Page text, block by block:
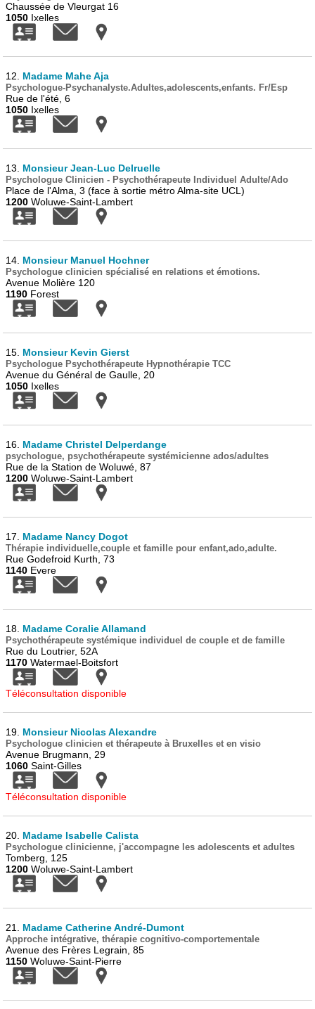
Chaussée de Vleurgat 16
1050 Ixelles
12. Madame Mahe Aja
Psychologue-Psychanalyste.Adultes,adolescents,enfants. Fr/Esp
Rue de l'été, 6
1050 Ixelles
13. Monsieur Jean-Luc Delruelle
Psychologue Clinicien - Psychothérapeute Individuel Adulte/Ado
Place de l'Alma, 3 (face à sortie métro Alma-site UCL)
1200 Woluwe-Saint-Lambert
14. Monsieur Manuel Hochner
Psychologue clinicien spécialisé en relations et émotions.
Avenue Molière 120
1190 Forest
15. Monsieur Kevin Gierst
Psychologue Psychothérapeute Hypnothérapie TCC
Avenue du Général de Gaulle, 20
1050 Ixelles
16. Madame Christel Delperdange
psychologue, psychothérapeute systémicienne ados/adultes
Rue de la Station de Woluwé, 87
1200 Woluwe-Saint-Lambert
17. Madame Nancy Dogot
Thérapie individuelle,couple et famille pour enfant,ado,adulte.
Rue Godefroid Kurth, 73
1140 Evere
18. Madame Coralie Allamand
Psychothérapeute systémique individuel de couple et de famille
Rue du Loutrier, 52A
1170 Watermael-Boitsfort
Téléconsultation disponible
19. Monsieur Nicolas Alexandre
Psychologue clinicien et thérapeute à Bruxelles et en visio
Avenue Brugmann, 29
1060 Saint-Gilles
Téléconsultation disponible
20. Madame Isabelle Calista
Psychologue clinicienne, j'accompagne les adolescents et adultes
Tomberg, 125
1200 Woluwe-Saint-Lambert
21. Madame Catherine André-Dumont
Approche intégrative, thérapie cognitivo-comportementale
Avenue des Frères Legrain, 85
1150 Woluwe-Saint-Pierre